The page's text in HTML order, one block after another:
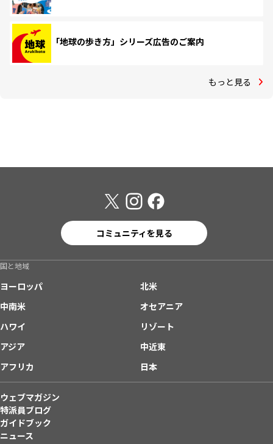
「地球の歩き方」シリーズ広告のご案内
もっと見る
コミュニティを見る
国と地域
ヨーロッパ
北米
中南米
オセアニア
ハワイ
リゾート
アジア
中近東
アフリカ
日本
ウェブマガジン
特派員ブログ
ガイドブック
ニュース